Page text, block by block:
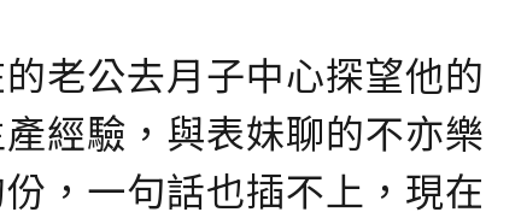
老公去月子中心探望他的
經驗，與表妹聊的不亦樂
，一句話也插不上，現在